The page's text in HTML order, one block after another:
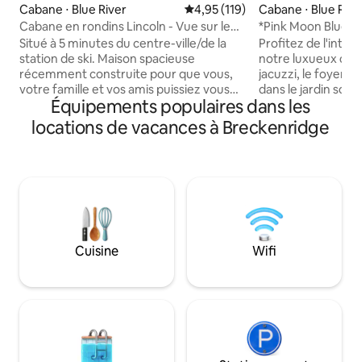
Cabane ⋅ Blue River Évaluation moyenne sur la
4,95 (119)
Cabane en rondins Lincoln - Vue sur le
lac Tarn Licence n° LR21-00002
Situé à 5 minutes du centre-ville/de la
station de ski. Maison spacieuse
récemment construite pour que vous,
votre famille et vos amis puissiez vous
détendre. Cette escapade de luxe en
montagne est proche des pistes de ski,
des commerces, de la randonnée, de la
confortablement près de l'une des trois
cheminées ou profitez d'un moment de
plaisir en famille sur la table de hockey
sur table, au jeu de palets, au poker, aux
vos amis au bar !
Cabane ⋅ Blue
*Pink Moon Blue
rétro en A
Profitez de
notre luxueux
jacuzzi, le foyer
dans le jardin
Colorado. À
9, vous avez un
remontées
un grand espace
est joliment
équipements
destination Tesla
décevra pas !
Équipements populaires dans les
locations de vacances à Breckenridge
Cuisine Wifi